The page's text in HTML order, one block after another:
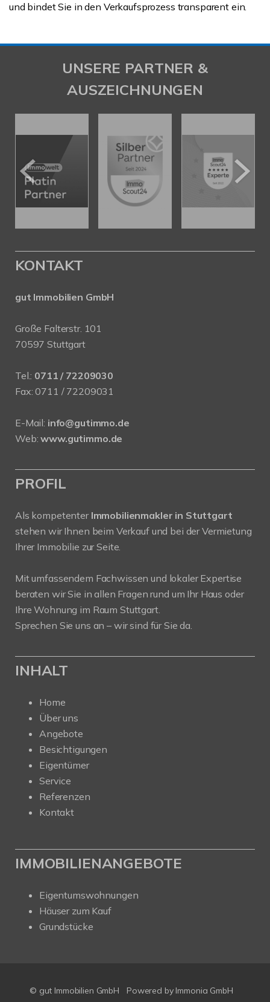
und bindet Sie in den Verkaufsprozess transparent ein.
UNSERE PARTNER &
AUSZEICHNUNGEN
KONTAKT
gut Immobilien GmbH
Große Falterstr. 101
70597 Stuttgart
Tel.: 0711 / 72209030
Fax: 0711 / 72209031
E-Mail: info@gutimmo.de
Web:www.gutimmo.de
PROFIL
Als kompetenter Immobilienmakler in Stuttgart
stehen wir Ihnen beim Verkauf und bei der Vermietung
Ihrer Immobilie zur Seite.
Mit umfassendem Fachwissen und lokaler Expertise
beraten wir Sie in allen Fragen rund um Ihr Haus oder
Ihre Wohnung im Raum Stuttgart.
Sprechen Sie uns an – wir sind für Sie da.
INHALT
Home
Über uns
Angebote
Besichtigungen
Eigentümer
Service
Referenzen
Kontakt
IMMOBILIENANGEBOTE
Eigentumswohnungen
Häuser zum Kauf
Grundstücke
© gut Immobilien GmbH Powered by Immonia GmbH